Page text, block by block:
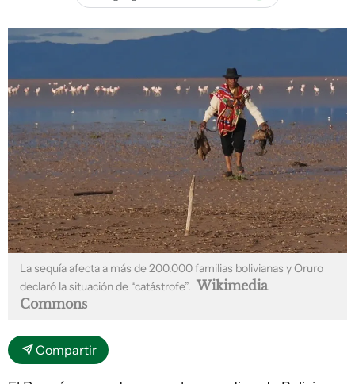
La sequía afecta a más de 200.000 familias bolivianas y Oruro
declaró la situación de “catástrofe”. Wikimedia
Commons
Compartir